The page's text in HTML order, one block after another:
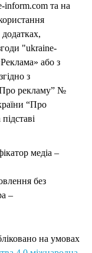
inform.com та на
"ukraine-
або з
з
рекламу” №
“Про
медіа –
без
–
на умовах